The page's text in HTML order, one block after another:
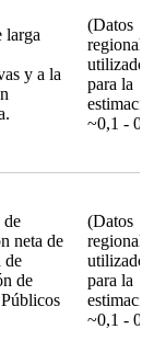
larga
y a la
.
(Datos
utilizados
para la
~0,1 -
de
neta de
de
de
(Datos
utilizados
para la
~0,1 -